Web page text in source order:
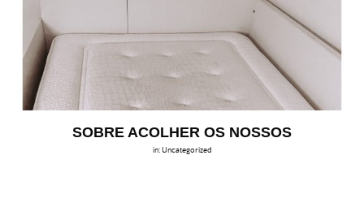
SOBRE ACOLHER OS NOSSOS
in: Uncategorized